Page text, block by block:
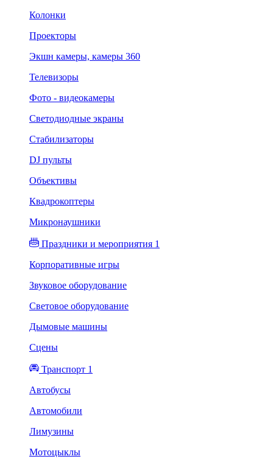
Колонки
Проекторы
Экшн камеры, камеры 360
Телевизоры
Фото - видеокамеры
Светодиодные экраны
Стабилизаторы
DJ пульты
Объективы
Квадрокоптеры
Микронаушники
Праздники и мероприятия 1
Корпоративные игры
Звуковое оборудование
Световое оборудование
Дымовые машины
Сцены
Транспорт 1
Автобусы
Автомобили
Лимузины
Мотоцыклы